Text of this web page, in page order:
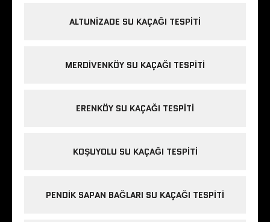
ALTUNIZADE SU KAÇAĞI TESPITI
MERDIVENKÖY SU KAÇAĞI TESPITI
ERENKÖY SU KAÇAĞI TESPITI
KOŞUYOLU SU KAÇAĞI TESPITI
PENDIK SAPAN BAĞLARI SU KAÇAĞI TESPITI